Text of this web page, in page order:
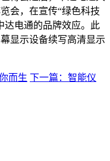
会，在宣传“绿色科技
达电通的品牌效应。此
显示设备续写高清显示
而生 下一篇：智能仪